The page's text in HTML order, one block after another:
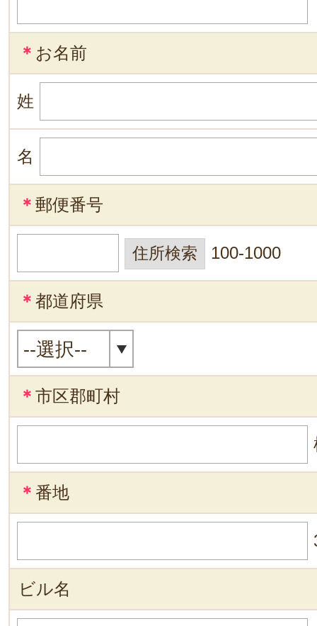
＊ お名前
姓
名
＊ 郵便番号
100-1000
＊ 都道府県
＊ 市区郡町村
＊ 番地
ビル名